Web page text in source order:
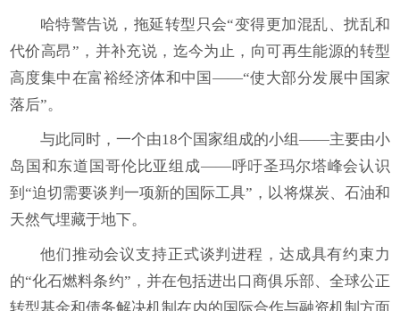
哈特警告说，拖延转型只会“变得更加混乱、扰乱和
代价高昂”，并补充说，迄今为止，向可再生能源的转型
高度集中在富裕经济体和中国——“使大部分发展中国家
落后”。
与此同时，一个由18个国家组成的小组——主要由小
岛国和东道国哥伦比亚组成——呼吁圣玛尔塔峰会认识
到“迫切需要谈判一项新的国际工具”，以将煤炭、石油和
天然气埋藏于地下。
他们推动会议支持正式谈判进程，达成具有约束力
的“化石燃料条约”，并在包括进出口商俱乐部、全球公正